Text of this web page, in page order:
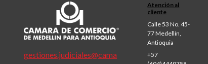
gestiones.judiciales@cama
Atención al
cliente
Calle 53 No. 45-
77 Medellín,
Antioquia
+57